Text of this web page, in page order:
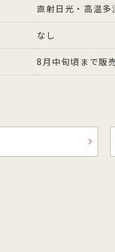
直射日光・高温多
なし
8月中旬頃まで販